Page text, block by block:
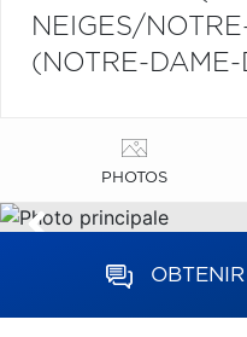
NEIGES/
(NOTRE-
PHOTOS